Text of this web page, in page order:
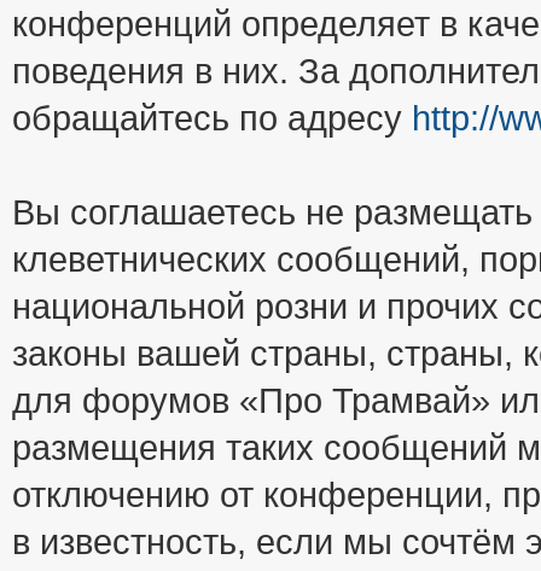
конференций определяет в
поведения в них. За
обращайтесь по адресу http://
Вы соглашаетесь не
клеветнических сообщений,
национальной розни и прочих
законы вашей страны, страны,
для форумов «Про Трамвай»
размещения таких сообщений
отключению от конференции,
в известность, если мы